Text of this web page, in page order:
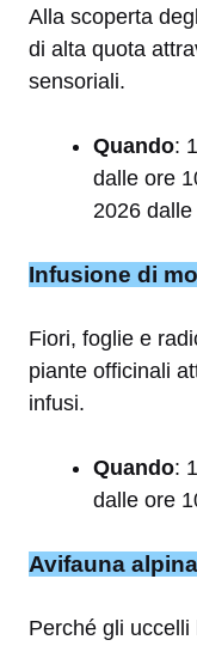
Alla scoperta
di alta quota
sensoriali.
Quando:
dalle ore
2026
Infusione di
Fiori, foglie e
piante officinali
infusi.
Quando:
dalle ore
Avifauna alpina
Perché gli